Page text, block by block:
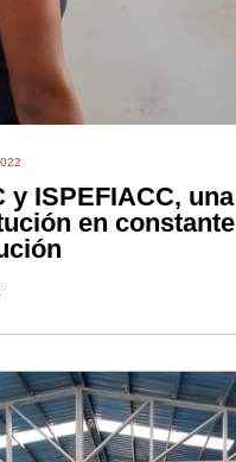
y ISPEFIACC, una
en constante